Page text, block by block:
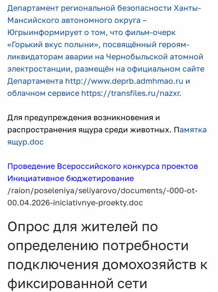
Департамент региональной безопасности Ханты-
Мансийского автономного округа –
Югрыинформирует о том, что фильм-очерк
«Горький вкус полыни», посвящённый героям-
ликвидаторам аварии на Чернобыльской атомной
электростанции, размещён на официальном сайте
Департамента http://www.deprb.admhmao.ru и
облачном сервисе https://transfiles.ru/nazxr.
Для предупреждения возникновения и
распространения ящура среди животных. Памятка
ящур.doc
Проведение Всероссийского конкурса проектов
Инициативное бюджетирование
/raion/poseleniya/seliyarovo/documents/-000-ot-
00.04.2026-iniciativnye-proekty.doc
Опрос для жителей по
определению потребности
подключения домохозяйств к
фиксированной сети